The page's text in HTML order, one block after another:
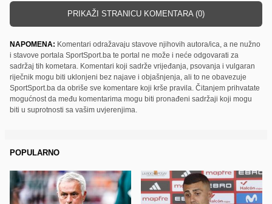
PRIKAŽI STRANICU KOMENTARA (0)
NAPOMENA: Komentari odražavaju stavove njihovih autora/ica, a ne nužno
i stavove portala SportSport.ba te portal ne može i neće odgovarati za
sadržaj tih kometara. Komentari koji sadrže vrijeđanja, psovanja i vulgaran
riječnik mogu biti uklonjeni bez najave i objašnjenja, ali to ne obavezuje
SportSport.ba da obriše sve komentare koji krše pravila. Čitanjem prihvatate
mogućnost da među komentarima mogu biti pronađeni sadržaji koji mogu
biti u suprotnosti sa vašim uvjerenjima.
POPULARNO